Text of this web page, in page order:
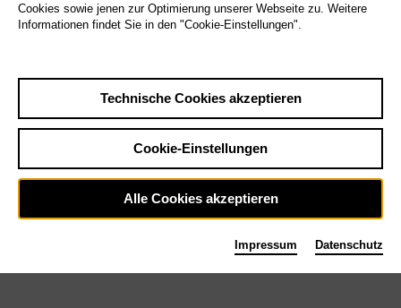
Cookies sowie jenen zur Optimierung unserer Webseite zu. Weitere
Informationen findet Sie in den "Cookie-Einstellungen".
Technische Cookies akzeptieren
Cookie-Einstellungen
Alle Cookies akzeptieren
Impressum Datenschutz